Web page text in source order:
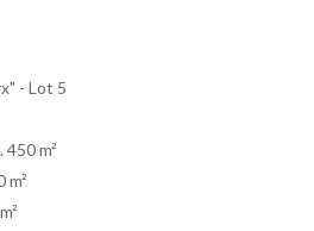
- Lot 5
m²
m²